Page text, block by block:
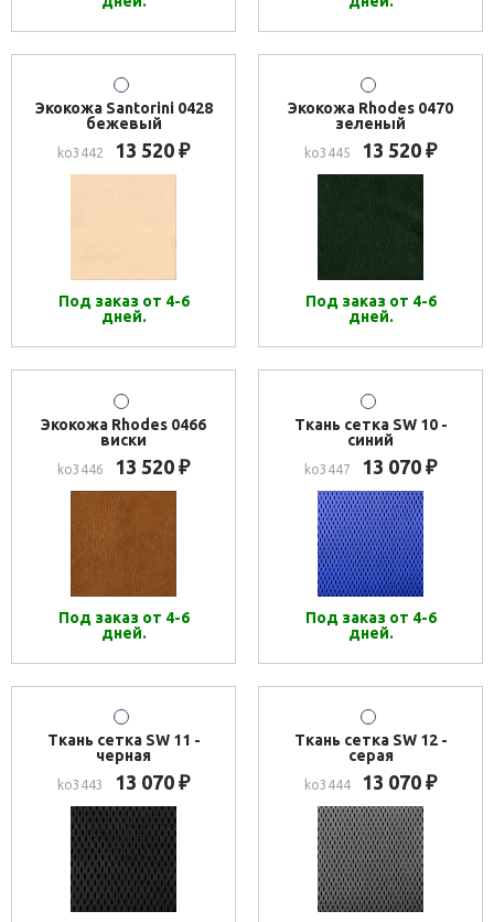
Экокожа Santorini 0428
бежевый
ko3442 13 520 ₽
Под заказ от 4-6
дней.
Экокожа Rhodes 0470
зеленый
ko3445 13 520 ₽
Под заказ от 4-6
дней.
Экокожа Rhodes 0466
виски
ko3446 13 520 ₽
Под заказ от 4-6
дней.
Ткань сетка SW 10 -
синий
ko3447 13 070 ₽
Под заказ от 4-6
дней.
Ткань сетка SW 11 -
черная
ko3443 13 070 ₽
Ткань сетка SW 12 -
серая
ko3444 13 070 ₽